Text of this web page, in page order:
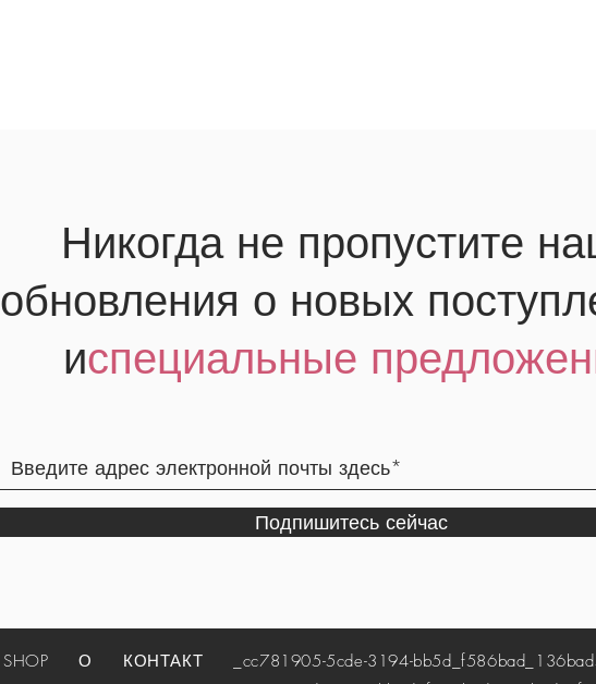
Никогда не пропустите
обновления о новых
испециальные
Подпишитесь сейчас
SHOP О КОНТАКТ _cc781905-5cde-3194-